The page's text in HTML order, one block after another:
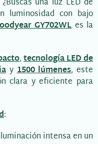
luminosidad con bajo
GY702WLes la
,tecnología LED de
y1500 lúmenes, este
clara y eficiente para
:
intensa en un